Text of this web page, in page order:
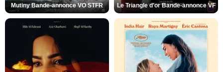
Mutiny Bande-annonce VO STFR Le Triangle d'or Bande-annonce VF